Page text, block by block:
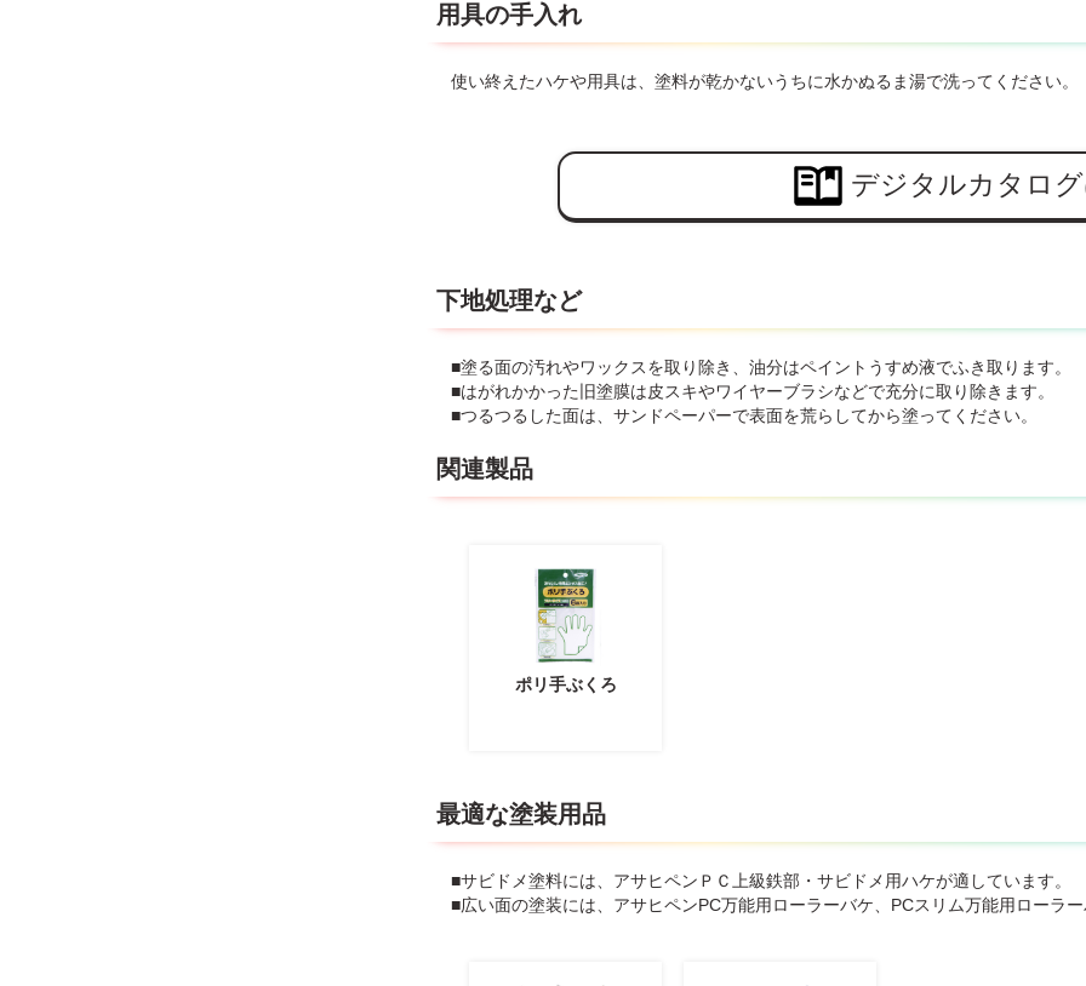
用具の手入れ
使い終えたハケや用具は、塗料が乾かないうちに水かぬるま湯で洗ってください。
デジタルカタロ
下地処理など
■塗る面の汚れやワックスを取り除き、油分はペイントうすめ液でふき取ります。
■はがれかかった旧塗膜は皮スキやワイヤーブラシなどで充分に取り除きます。
■つるつるした面は、サンドペーパーで表面を荒らしてから塗ってください。
関連製品
ポリ手ぶくろ
最適な塗装用品
■サビドメ塗料には、アサヒペンＰＣ上級鉄部・サビドメ用ハケが適しています。
■広い面の塗装には、アサヒペンPC万能用ローラーバケ、PCスリム万能用ローラ